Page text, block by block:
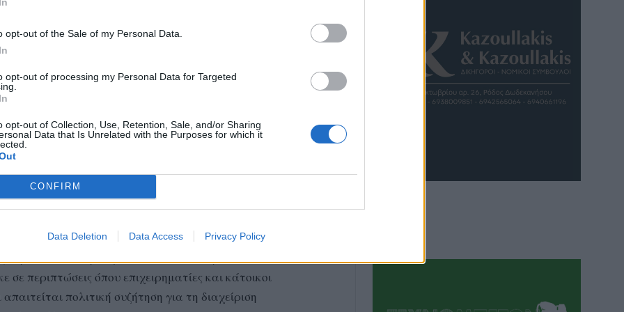
opt-out of the Sale of my Personal Data.
opt-out of processing my Personal Data for Targeted
opt-out of Collection, Use, Retention, Sale, and/or Sharing
Data that Is Unrelated with the Purposes for which it
CONFIRM
Data Deletion Data Access Privacy Policy
επικίνδυνο πρόβλημα της πτώσης βράχων σε
δρόμο προς την Παλιόνησο. Ο κ. Μαύρος
σοβαρούς κινδύνους, ειδικά ενόψει χειμερινής
να δράσει άμεσα.
μελέτη που θα καλύψει όλο το νησί. Υπάρχουν
να αντιμετωπιστούν με διαδικασίες
που επηρεάζει τόσο τα νοικοκυριά όσο και
σε περιπτώσεις όπου επιχειρηματίες και κάτοικοι
πολιτική συζήτηση για τη διαχείριση